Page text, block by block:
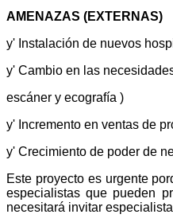
AMENAZAS (EXTERNAS)
y' Instalación de nuevos
y' Cambio en las
escáner y ecografía )
y' Incremento en ventas de
y' Crecimiento de poder de
Este proyecto es urgente
especialistas que pueden
necesitará invitar